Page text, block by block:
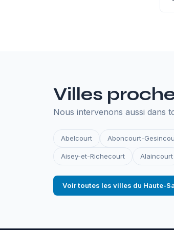
Villes
Nous intervenons aussi dans
Abelcourt Aboncourt-
Aisey-et-Richecourt Alaincourt
Voir toutes les villes du Haute-